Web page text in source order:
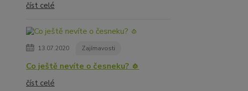
číst celé
13.07.2020 Zajímavosti
Co ještě nevíte o česneku? 🧄
číst celé